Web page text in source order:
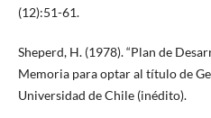
(12):51-61.
Sheperd, H. (1978). “Plan de
Memoria para optar al título de
Universidad de Chile (inédito).